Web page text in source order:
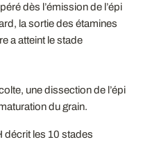
dès l’émission de l’épi
la sortie des étamines
a atteint le stade
une dissection de l’épi
du grain.
décrit les 10 stades